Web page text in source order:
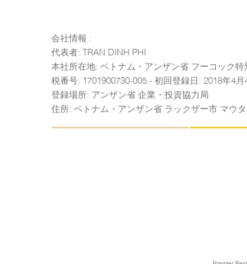
会社情報 :
代表者: TRAN DINH PHI
本社所在地: ベトナム・アンザン省 フーコック
税番号: 1701900730-005 - 初回登録日: 2018年4
登録場所: アンザン省 企業・投資協力局
住所: ベトナム・アンザン省 ラックザー市 マウ